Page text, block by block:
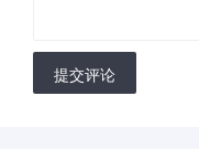
提交评论